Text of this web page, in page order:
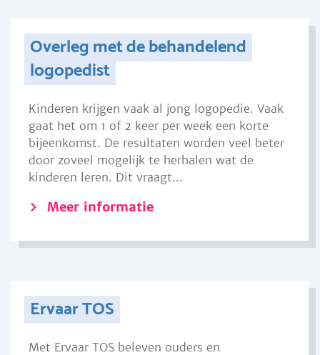
Overleg met de behandelend
logopedist
Kinderen krijgen vaak al jong logopedie. Vaak
gaat het om 1 of 2 keer per week een korte
bijeenkomst. De resultaten worden veel beter
door zoveel mogelijk te herhalen wat de
kinderen leren. Dit vraagt...
Meer informatie
Ervaar TOS
Met Ervaar TOS beleven ouders en